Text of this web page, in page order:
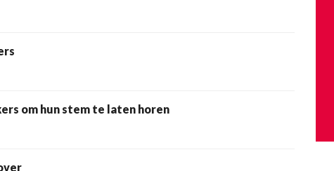
om hun stem te laten horen